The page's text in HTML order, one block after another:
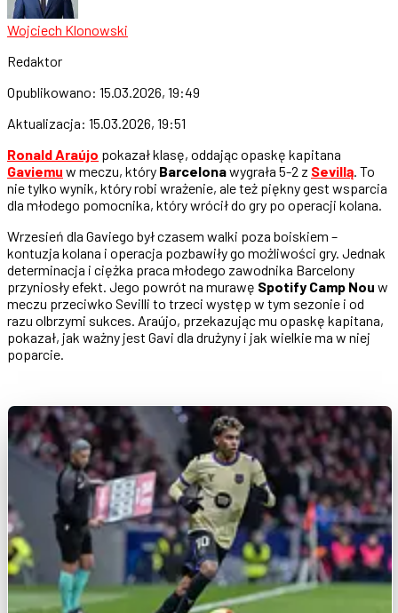
Wojciech Klonowski
Redaktor
Opublikowano: 15.03.2026, 19:49
Aktualizacja: 15.03.2026, 19:51
Ronald Araújo pokazał klasę, oddając opaskę kapitana
Gaviemu w meczu, który Barcelonawygrała 5-2 z Sevillą. To
nie tylko wynik, który robi wrażenie, ale też piękny gest wsparcia
dla młodego pomocnika, który wrócił do gry po operacji kolana.
Wrzesień dla Gaviego był czasem walki poza boiskiem –
kontuzja kolana i operacja pozbawiły go możliwości gry. Jednak
determinacja i ciężka praca młodego zawodnika Barcelony
przyniosły efekt. Jego powrót na murawę Spotify Camp Nou w
meczu przeciwko Sevilli to trzeci występ w tym sezonie i od
razu olbrzymi sukces. Araújo, przekazując mu opaskę kapitana,
pokazał, jak ważny jest Gavi dla drużyny i jak wielkie ma w niej
poparcie.